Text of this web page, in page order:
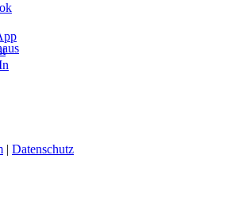
| Datenschutz